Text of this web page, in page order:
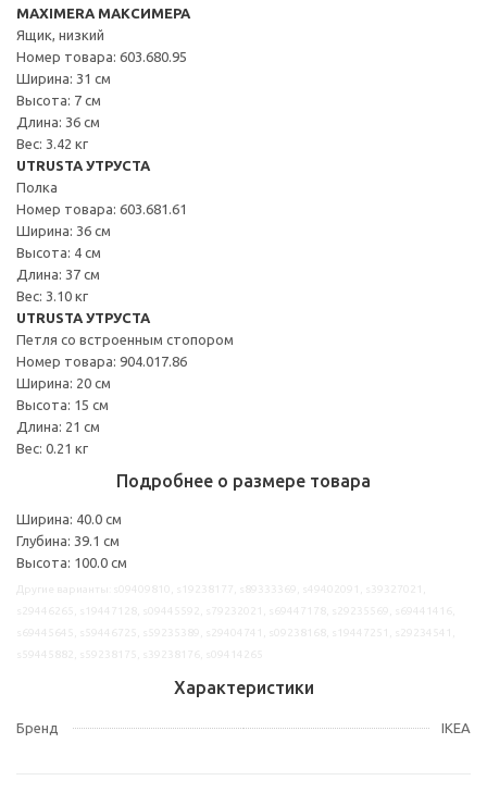
MAXIMERA МАКСИМЕРА
Ящик, низкий
Номер товара: 603.680.95
Ширина: 31 см
Высота: 7 см
Длина: 36 см
Вес: 3.42 кг
UTRUSTA УТРУСТА
Полка
Номер товара: 603.681.61
Ширина: 36 см
Высота: 4 см
Длина: 37 см
Вес: 3.10 кг
UTRUSTA УТРУСТА
Петля со встроенным стопором
Номер товара: 904.017.86
Ширина: 20 см
Высота: 15 см
Длина: 21 см
Вес: 0.21 кг
Подробнее о размере товара
Ширина: 40.0 см
Глубина: 39.1 см
Высота: 100.0 см
Характеристики
Бренд IKEA